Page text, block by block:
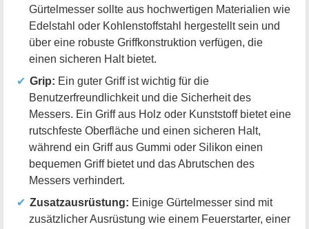
Gürtelmesser sollte aus hochwertigen Materialien wie
Edelstahl oder Kohlenstoffstahl hergestellt sein und
über eine robuste Griffkonstruktion verfügen, die
einen sicheren Halt bietet.
Grip: Ein guter Griff ist wichtig für die
Benutzerfreundlichkeit und die Sicherheit des
Messers. Ein Griff aus Holz oder Kunststoff bietet eine
rutschfeste Oberfläche und einen sicheren Halt,
während ein Griff aus Gummi oder Silikon einen
bequemen Griff bietet und das Abrutschen des
Messers verhindert.
Zusatzausrüstung: Einige Gürtelmesser sind mit
zusätzlicher Ausrüstung wie einem Feuerstarter, einer